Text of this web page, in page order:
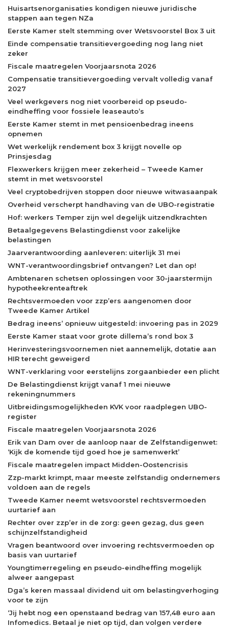
Huisartsenorganisaties kondigen nieuwe juridische
stappen aan tegen NZa
Eerste Kamer stelt stemming over Wetsvoorstel Box 3 uit
Einde compensatie transitievergoeding nog lang niet
zeker
Fiscale maatregelen Voorjaarsnota 2026
Compensatie transitievergoeding vervalt volledig vanaf
2027
Veel werkgevers nog niet voorbereid op pseudo-
eindheffing voor fossiele leaseauto’s
Eerste Kamer stemt in met pensioenbedrag ineens
opnemen
Wet werkelijk rendement box 3 krijgt novelle op
Prinsjesdag
Flexwerkers krijgen meer zekerheid – Tweede Kamer
stemt in met wetsvoorstel
Veel cryptobedrijven stoppen door nieuwe witwasaanpak
Overheid verscherpt handhaving van de UBO-registratie
Hof: werkers Temper zijn wel degelijk uitzendkrachten
Betaalgegevens Belastingdienst voor zakelijke
belastingen
Jaarverantwoording aanleveren: uiterlijk 31 mei
WNT-verantwoordingsbrief ontvangen? Let dan op!
Ambtenaren schetsen oplossingen voor 30-jaarstermijn
hypotheekrenteaftrek
Rechtsvermoeden voor zzp’ers aangenomen door
Tweede Kamer Artikel
Bedrag ineens’ opnieuw uitgesteld: invoering pas in 2029
Eerste Kamer staat voor grote dillema’s rond box 3
Herinvesteringsvoornemen niet aannemelijk, dotatie aan
HIR terecht geweigerd
WNT-verklaring voor eerstelijns zorgaanbieder een plicht
De Belastingdienst krijgt vanaf 1 mei nieuwe
rekeningnummers
Uitbreidingsmogelijkheden KVK voor raadplegen UBO-
register
Fiscale maatregelen Voorjaarsnota 2026
Erik van Dam over de aanloop naar de Zelfstandigenwet:
‘Kijk de komende tijd goed hoe je samenwerkt’
Fiscale maatregelen impact Midden-Oostencrisis
Zzp-markt krimpt, maar meeste zelfstandig ondernemers
voldoen aan de regels
Tweede Kamer neemt wetsvoorstel rechtsvermoeden
uurtarief aan
Rechter over zzp’er in de zorg: geen gezag, dus geen
schijnzelfstandigheid
Vragen beantwoord over invoering rechtsvermoeden op
basis van uurtarief
Youngtimerregeling en pseudo-eindheffing mogelijk
alweer aangepast
Dga’s keren massaal dividend uit om belastingverhoging
voor te zijn
‘Jij hebt nog een openstaand bedrag van 157,48 euro aan
Infomedics. Betaal je niet op tijd, dan volgen verdere